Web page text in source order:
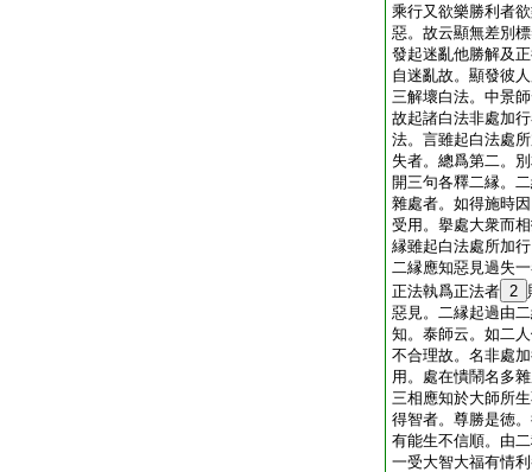
乘行又欲樂勝利者
惡。故云顯無差別
發起迷亂他勝解及
自迷亂故。顯發彼
三解壞白法。中景
故起諸白法非處加
法。言雖起白法處
失者。總爲第二。
開三句各釋二縁。
雜處者。如得施時
受用。擧處大衆而
縁雖起白法處所加
二縁應知惡見過失
正法執爲正法者 2
惡見。二縁起過由
知。泰師云。如二
不合理故。名非處
用。處在憒鬧名多
三相應知於大師所
得智者。尊勝是徳
有能生不信順。由
一受大智大福有情